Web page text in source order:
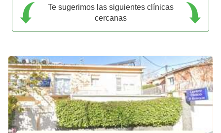
Te sugerimos las siguientes clínicas
cercanas